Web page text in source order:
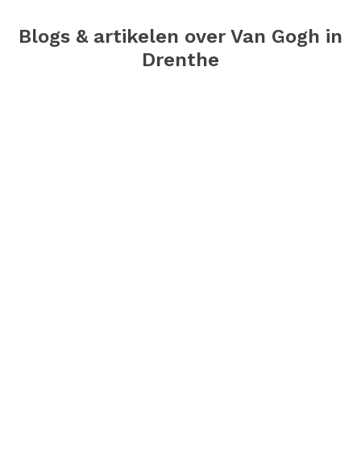
Blogs & artikelen over Van Gogh in
Drenthe